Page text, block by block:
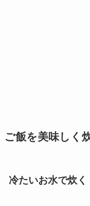
ご飯を美味しく
冷たいお水で炊く